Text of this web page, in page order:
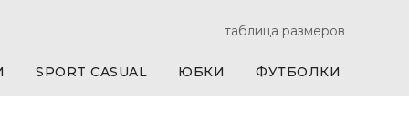
таблица размеров
SPORT CASUAL ЮБКИ ФУТБОЛКИ